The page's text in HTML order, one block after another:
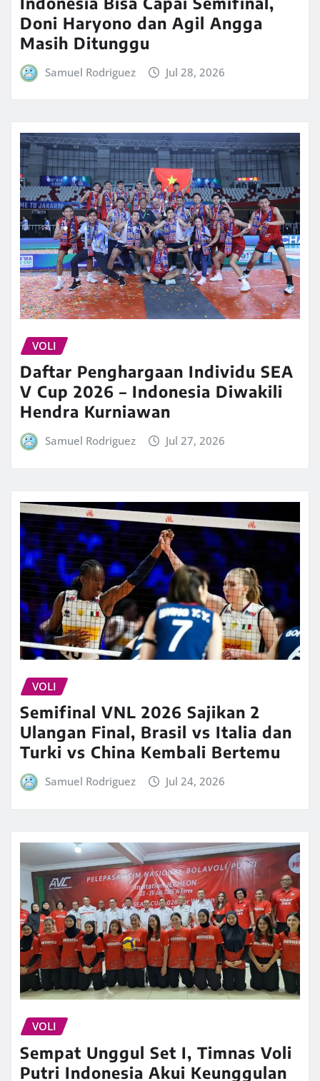
Doni Haryono dan Agil Angga
Masih Ditunggu
Samuel Rodriguez Jul 28, 2026
VOLI
Daftar Penghargaan Individu SEA
V Cup 2026 – Indonesia Diwakili
Hendra Kurniawan
Samuel Rodriguez Jul 27, 2026
VOLI
Semifinal VNL 2026 Sajikan 2
Ulangan Final, Brasil vs Italia dan
Turki vs China Kembali Bertemu
Samuel Rodriguez Jul 24, 2026
VOLI
Sempat Unggul Set I, Timnas Voli
Putri Indonesia Akui Keunggulan